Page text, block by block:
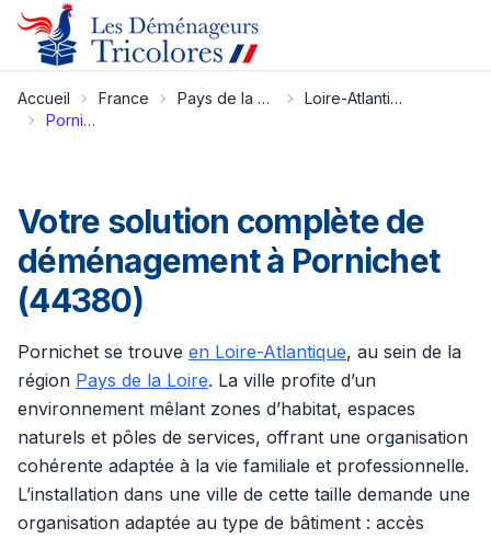
Accueil France Pays de la Loire
Loire-Atlantique
Pornichet
Votre solution complète de
déménagement à Pornichet
(44380)
Pornichet se trouve en Loire-Atlantique, au sein de la
région Pays de la Loire. La ville profite d’un
environnement mêlant zones d’habitat, espaces
naturels et pôles de services, offrant une organisation
cohérente adaptée à la vie familiale et professionnelle.
L’installation dans une ville de cette taille demande une
organisation adaptée au type de bâtiment : accès